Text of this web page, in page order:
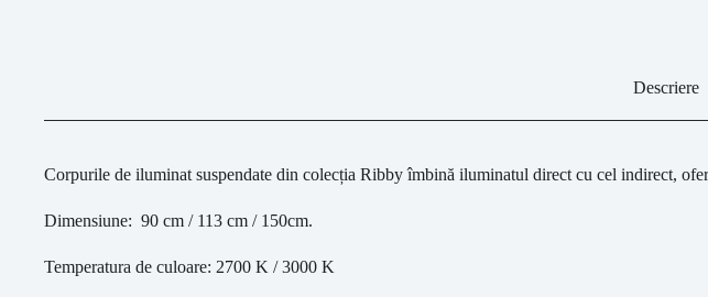
Descriere
Corpurile de iluminatsuspendate din colecția Ribbyîmbină iluminatul directcu cel indirect,
Dimensiune: 90 cm / 113 cm / 150cm.
Temperatura de culoare: 2700 K / 3000 K